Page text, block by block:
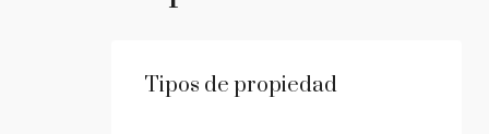
Tipos de propiedad